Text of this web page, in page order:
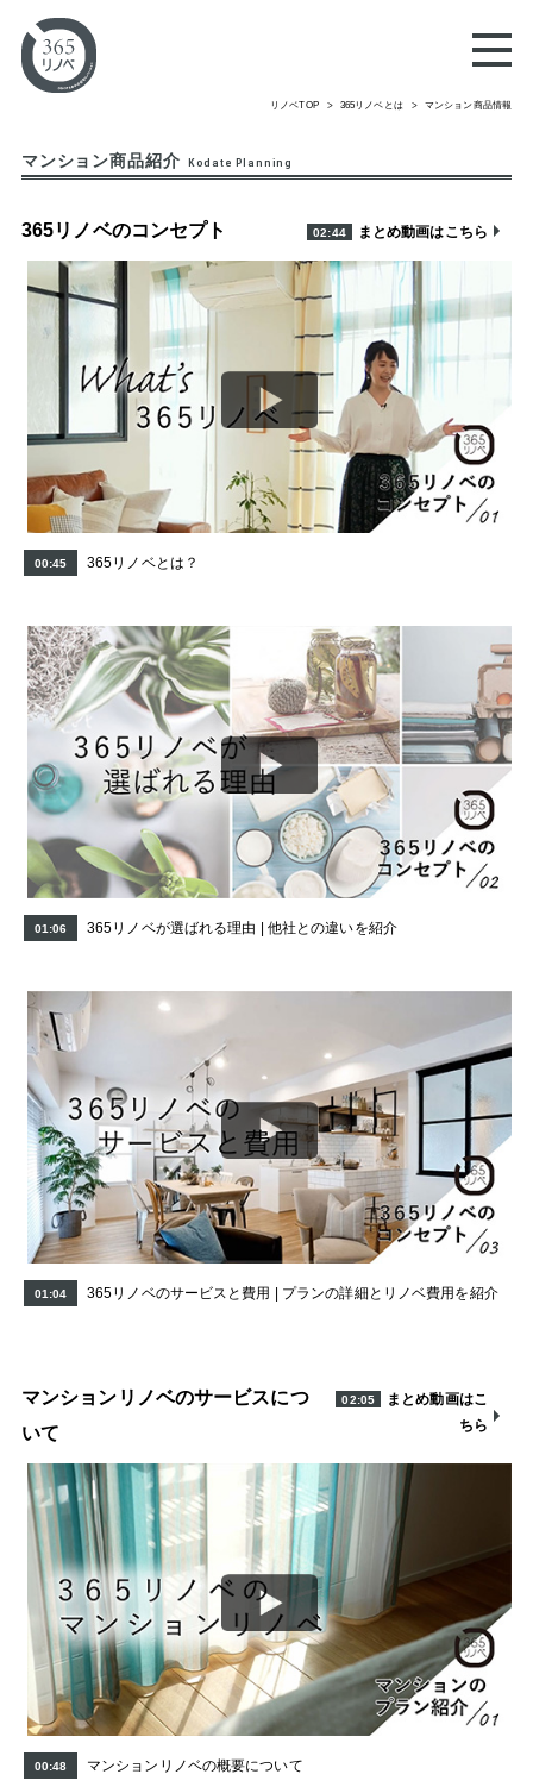
リノベTOP 365リノベとは マンション商品情報
マンション商品紹介 Kodate Planning
365リノベのコンセプト 02:44 まとめ動画はこちら
00:45 365リノベとは？
01:06 365リノベが選ばれる理由 | 他社との違いを紹介
01:04 365リノベのサービスと費用 | プランの詳細とリノベ費用を紹介
マンションリノベのサービスにつ
いて
02:05
まとめ動画はこ
ちら
00:48 マンションリノベの概要について